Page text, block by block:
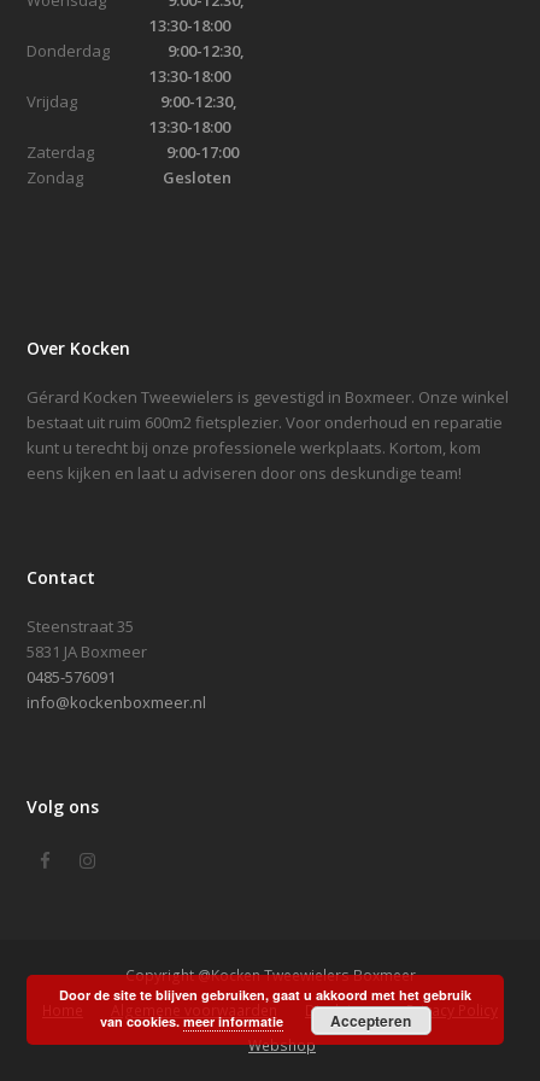
13:30-18:00
Donderdag 9:00-12:30,
13:30-18:00
Vrijdag 9:00-12:30,
13:30-18:00
Zaterdag 9:00-17:00
Zondag Gesloten
Over Kocken
Gérard Kocken Tweewielers is gevestigd in Boxmeer. Onze winkel
bestaat uit ruim 600m2 fietsplezier. Voor onderhoud en reparatie
kunt u terecht bij onze professionele werkplaats. Kortom, kom
eens kijken en laat u adviseren door ons deskundige team!
Contact
Steenstraat 35
5831 JA Boxmeer
0485-576091
info@kockenboxmeer.nl
Volg ons
FacebookInstagram
Copyright @Kocken Tweewielers Boxmeer
Algemene voorwaarden Disclaimer
Privacy Policy
Webshop
Door de site te blijven gebruiken, gaat u akkoord met het gebruik
van cookies. meer informatie Accepteren